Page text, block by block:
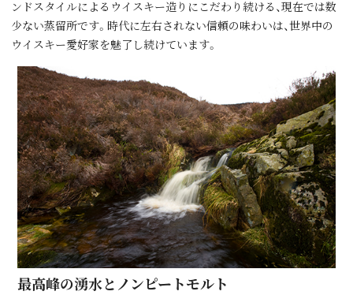
ンドスタイルによるウイスキー造りにこだわり続ける、現在では数
少ない蒸留所です。時代に左右されない信頼の味わいは、世界中の
ウイスキー愛好家を魅了し続けています。
最⾼峰の湧⽔とノンピートモルト